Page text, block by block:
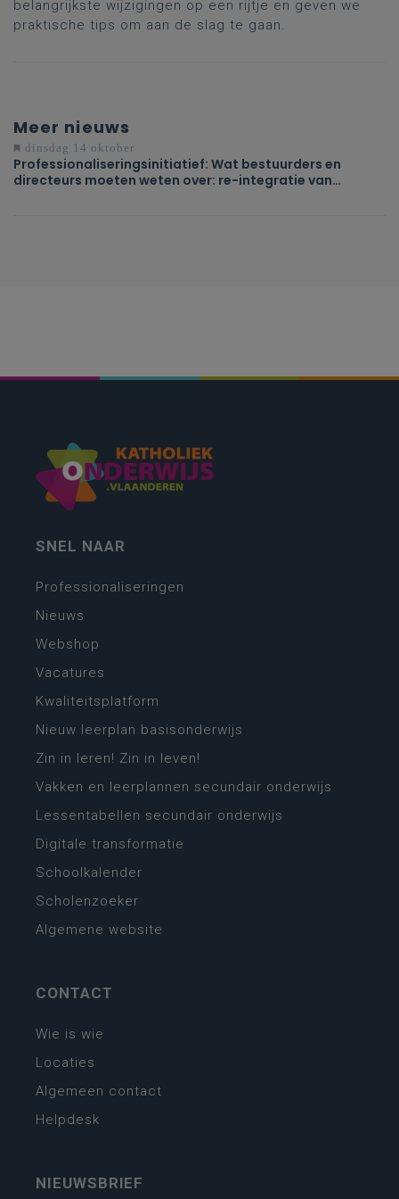
belangrijkste wijzigingen op een rijtje en geven we
praktische tips om aan de slag te gaan.
Meer nieuws
dinsdag 14 oktober
Professionaliseringsinitiatief: Wat bestuurders en
directeurs moeten weten over: re-integratie van
SNEL NAAR
Professionaliseringen
Nieuws
Webshop
Vacatures
Kwaliteitsplatform
Nieuw leerplan basisonderwijs
Zin in leren! Zin in leven!
Vakken en leerplannen secundair onderwijs
Lessentabellen secundair onderwijs
Digitale transformatie
Schoolkalender
Scholenzoeker
Algemene website
CONTACT
Wie is wie
Locaties
Algemeen contact
Helpdesk
NIEUWSBRIEF